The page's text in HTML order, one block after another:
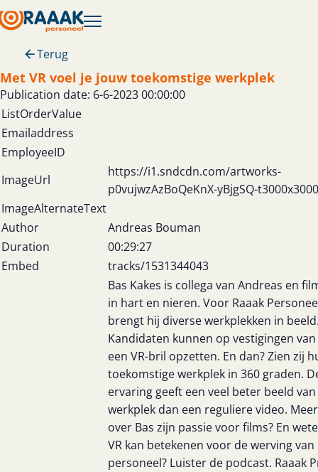
Terug
Met VR voel je jouw toekomstige werkplek
Publication date: 6-6-2023 00:00:00
ListOrderValue
Emailaddress
EmployeeID
ImageUrl
https://i1.sndcdn.com/artworks-
p0vujwzAzBoQeKnX-yBjgSQ-
ImageAlternateText
Author
Andreas Bouman
Duration
00:29:27
Embed
tracks/1531344043
Bas Kakes is collega van Andreas en
in hart en nieren. Voor Raaak
brengt hij diverse werkplekken in
Kandidaten kunnen op vestigingen van
een VR-bril opzetten. En dan? Zien zij
toekomstige werkplek in 360 graden.
ervaring geeft een veel beter beeld
werkplek dan een reguliere video.
over Bas zijn passie voor films? En
VR kan betekenen voor de werving van
personeel? Luister de podcast. Raaak